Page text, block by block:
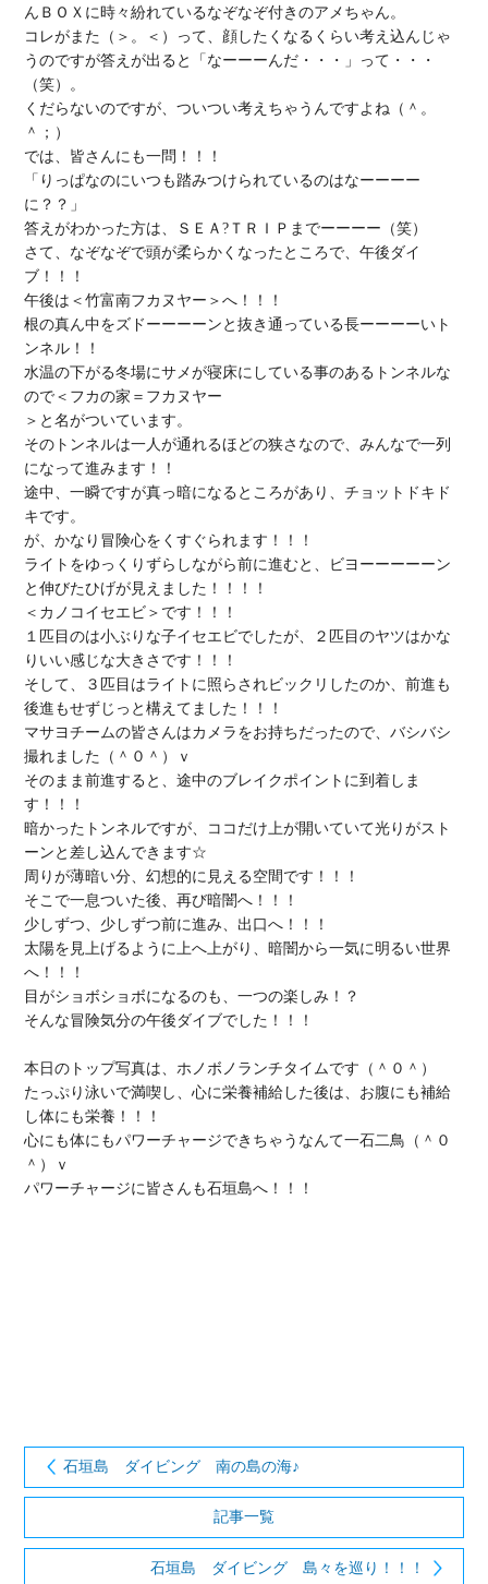
んＢＯＸに時々紛れているなぞなぞ付きのアメちゃん。
コレがまた（＞。＜）って、顔したくなるくらい考え込んじゃ
うのですが答えが出ると「なーーーんだ・・・」って・・・
（笑）。
くだらないのですが、ついつい考えちゃうんですよね（＾。
＾；）
では、皆さんにも一問！！！
「りっぱなのにいつも踏みつけられているのはなーーーー
に？？」
答えがわかった方は、ＳＥＡ?ＴＲＩＰまでーーーー（笑）
さて、なぞなぞで頭が柔らかくなったところで、午後ダイ
ブ！！！
午後は＜竹富南フカヌヤー＞へ！！！
根の真ん中をズドーーーーンと抜き通っている長ーーーーいト
ンネル！！
水温の下がる冬場にサメが寝床にしている事のあるトンネルな
ので＜フカの家＝フカヌヤー
＞と名がついています。
そのトンネルは一人が通れるほどの狭さなので、みんなで一列
になって進みます！！
途中、一瞬ですが真っ暗になるところがあり、チョットドキド
キです。
が、かなり冒険心をくすぐられます！！！
ライトをゆっくりずらしながら前に進むと、ビヨーーーーーン
と伸びたひげが見えました！！！！
＜カノコイセエビ＞です！！！
１匹目のは小ぶりな子イセエビでしたが、２匹目のヤツはかな
りいい感じな大きさです！！！
そして、３匹目はライトに照らされビックリしたのか、前進も
後進もせずじっと構えてました！！！
マサヨチームの皆さんはカメラをお持ちだったので、バシバシ
撮れました（＾０＾）ｖ
そのまま前進すると、途中のブレイクポイントに到着しま
す！！！
暗かったトンネルですが、ココだけ上が開いていて光りがスト
ーンと差し込んできます☆
周りが薄暗い分、幻想的に見える空間です！！！
そこで一息ついた後、再び暗闇へ！！！
少しずつ、少しずつ前に進み、出口へ！！！
太陽を見上げるように上へ上がり、暗闇から一気に明るい世界
へ！！！
目がショボショボになるのも、一つの楽しみ！？
そんな冒険気分の午後ダイブでした！！！
本日のトップ写真は、ホノボノランチタイムです（＾０＾）
たっぷり泳いで満喫し、心に栄養補給した後は、お腹にも補給
し体にも栄養！！！
心にも体にもパワーチャージできちゃうなんて一石二鳥（＾０
＾）ｖ
パワーチャージに皆さんも石垣島へ！！！
石垣島 ダイビング 南の島の海♪
記事一覧
石垣島 ダイビング 島々を巡り！！！